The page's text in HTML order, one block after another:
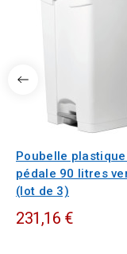
Poubelle
pédale 90 litres
(lot de 3)
231,16 €